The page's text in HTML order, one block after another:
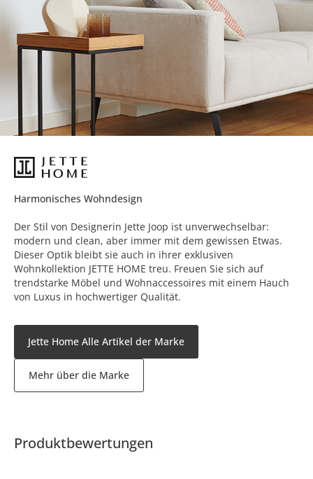
Harmonisches Wohndesign
Der Stil von Designerin Jette Joop ist unverwechselbar:
modern und clean, aber immer mit dem gewissen Etwas.
Dieser Optik bleibt sie auch in ihrer exklusiven
Wohnkollektion JETTE HOME treu. Freuen Sie sich auf
trendstarke Möbel und Wohnaccessoires mit einem Hauch
von Luxus in hochwertiger Qualität.
Jette Home Alle Artikel der Marke
Mehr über die Marke
Produktbewertungen